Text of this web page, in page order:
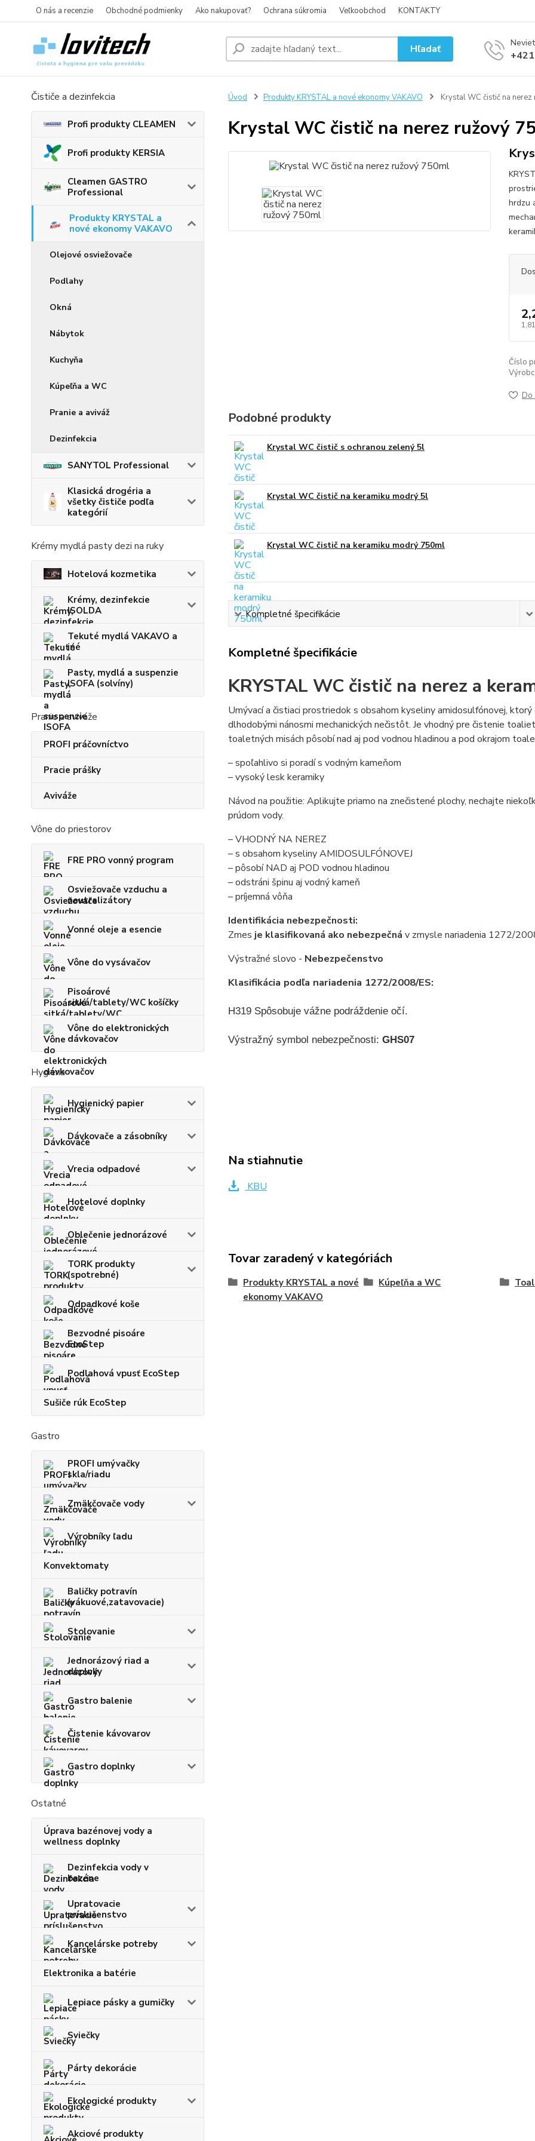
O nás a recenzie Obchodné podmienky Ako nakupovať? Ochrana súkromia Veľkoobchod KONTAKTY
Hľadať
Čističe a dezinfekcia
Profi produkty CLEAMEN
Profi produkty KERSIA
Cleamen GASTRO
Professional
Produkty KRYSTAL a
nové ekonomy VAKAVO
Olejové osviežovače
Podlahy
Okná
Nábytok
Kuchyňa
Kúpeľňa a WC
Pranie a aviváž
Dezinfekcia
SANYTOL Professional
Klasická drogéria a
všetky čističe podľa
kategórií
Krémy mydlá pasty dezi na ruky
Hotelová kozmetika
Krémy, dezinfekcie
ISOLDA
Tekuté mydlá VAKAVO a
iné
Pasty, mydlá a suspenzie
ISOFA (solvíny)
Pranie a aviváže
PROFI práčovníctvo
Pracie prášky
Aviváže
Vône do priestorov
FRE PRO vonný program
Osviežovače vzduchu a
neutralizátory
Vonné oleje a esencie
Vône do vysávačov
Pisoárové
sitká/tablety/WC košíčky
Vône do elektronických
dávkovačov
Hygiena
Hygienický papier
Dávkovače a zásobníky
Vrecia odpadové
Hotelové doplnky
Oblečenie jednorázové
TORK produkty
(spotrebné)
Odpadkové koše
Bezvodné pisoáre
EcoStep
Podlahová vpusť EcoStep
Sušiče rúk EcoStep
Gastro
PROFI umývačky
skla/riadu
Zmäkčovače vody
Výrobníky ľadu
Konvektomaty
Baličky potravín
(vákuové,zatavovacie)
Stolovanie
Jednorázový riad a
doplnky
Gastro balenie
Čistenie kávovarov
Gastro doplnky
Ostatné
Úprava bazénovej vody a
wellness doplnky
Dezinfekcia vody v
bazéne
Upratovacie
príslušenstvo
Kancelárske potreby
Elektronika a batérie
Lepiace pásky a gumičky
Sviečky
Párty dekorácie
Ekologické produkty
Akciové produkty
Úvod Produkty KRYSTAL a nové ekonomy VAKAVO Krystal WC čistič na
Krystal WC čistič na nerez ružový
hrdzu
Číslo
Do
Podobné produkty
Krystal WC čistič s ochranou zelený 5l
Krystal WC čistič na keramiku modrý 5l
Krystal WC čistič na keramiku modrý 750ml
Kompletné špecifikácie
Kompletné špecifikácie
​KRYSTAL WC čistič na nerez a
Umývací a čistiaci prostriedok s obsahom kyseliny amidosulfónovej,
dlhodobými nánosmi mechanických nečistôt. Je vhodný pre čistenie
toaletných misách pôsobí nad aj pod vodnou hladinou a pod okrajom
– spoľahlivo si poradí s vodným kameňom
– vysoký lesk keramiky
Návod na použitie: Aplikujte priamo na znečistené plochy, nechajte
prúdom vody.
– VHODNÝ NA NEREZ
– s obsahom kyseliny AMIDOSULFÓNOVEJ
– pôsobí NAD aj POD vodnou hladinou
– odstráni špinu aj vodný kameň
– príjemná vôňa
Identifikácia nebezpečnosti:
Zmes je klasifikovaná ako nebezpečná v zmysle nariadenia 1272/
Výstražné slovo - Nebezpečenstvo
Klasifikácia podľa nariadenia 1272/2008/ES:
H319 Spôsobuje vážne podráždenie očí.
Výstražný symbol nebezpečnosti: GHS07
Na stiahnutie
KBU
Tovar zaradený v kategóriách
Produkty KRYSTAL a nové
ekonomy VAKAVO
Kúpeľňa a WC